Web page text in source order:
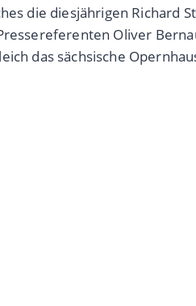
die diesjährigen Richard
Oliver
das sächsische